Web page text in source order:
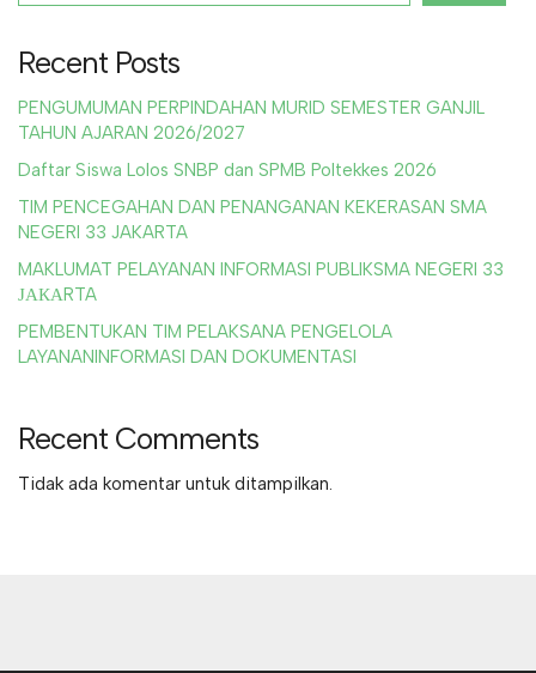
Recent Posts
PENGUMUMAN PERPINDAHAN MURID SEMESTER GANJIL
TAHUN AJARAN 2026/2027
Daftar Siswa Lolos SNBP dan SPMB Poltekkes 2026
TIM PENCEGAHAN DAN PENANGANAN KEKERASAN SMA
NEGERI 33 JAKARTA
MAKLUMAT PELAYANAN INFORMASI PUBLIKSMA NEGERI 33
ЈАКАRTA
PEMBENTUKAN TIM PELAKSANA PENGELOLA
LAYANANINFORMASI DAN DOKUMENTASI
Recent Comments
Tidak ada komentar untuk ditampilkan.